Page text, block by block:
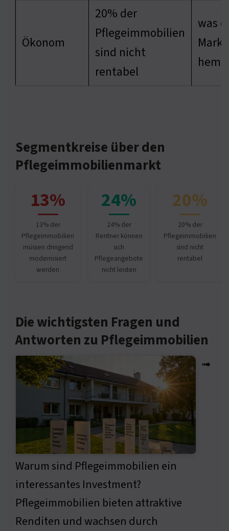
Ökonom
20% der
Pflegeimmobilien
sind nicht
rentabel
was
Segmentkreise über den
Pflegeimmobilienmarkt
13%
13% der
Pflegeimmobilien
müssen dringend
modernisiert
werden
24%
24% der
Rentner können
sich
Pflegeangebote
nicht leisten
20%
20% der
Pflegeimmobilien
sind nicht
rentabel
Die wichtigsten Fragen und
Antworten zu Pflegeimmobilien
➟
Warum sind Pflegeimmobilien ein
interessantes Investment?
Pflegeimmobilien bieten attraktive
Renditen und wachsen durch